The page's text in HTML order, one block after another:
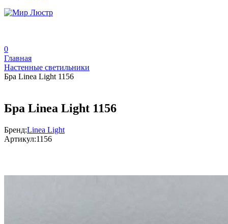
0
Главная
Настенные светильники
Бра Linea Light 1156
Бра Linea Light 1156
Бренд:Linea Light
Артикул:1156